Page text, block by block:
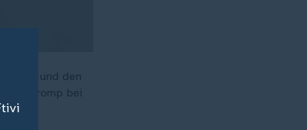
und den
so Kromp bei